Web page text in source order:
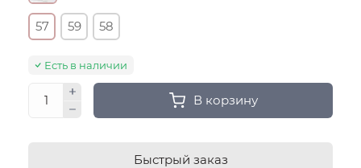
57 59 58
Есть в наличии
В корзину
Быстрый заказ